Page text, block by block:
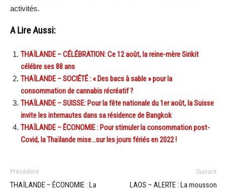
activités.
A Lire Aussi:
THAÏLANDE – CÉLÉBRATION: Ce 12 août, la reine-mère Sirikit
célébre ses 88 ans
THAÏLANDE – SOCIÉTÉ : « Des bacs à sable » pour la
consommation de cannabis récréatif ?
THAÏLANDE – SUISSE: Pour la fête nationale du 1er août, la Suisse
invite les internautes dans sa résidence de Bangkok
THAÏLANDE – ÉCONOMIE : Pour stimuler la consommation post-
Covid, la Thaïlande mise…sur les jours fériés en 2022 !
Précédent
THAÏLANDE – ÉCONOMIE : La
Suivant
LAOS – ALERTE : La mousson